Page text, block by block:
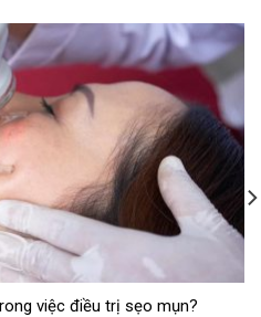
việc điều trị sẹo mụn?